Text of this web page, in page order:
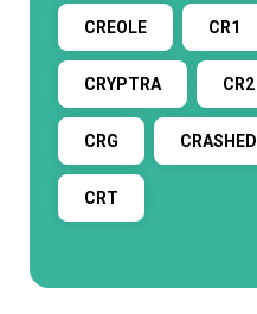
CREOLE CR1
CRYPTRA CR2
CRG CRASHED
CRT